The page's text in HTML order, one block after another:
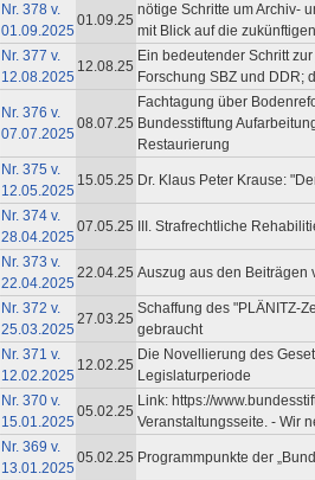
Nr. 378 v.
01.09.2025
01.09.25
nötige Schritte um Archiv-
mit Blick auf die
Nr. 377 v.
12.08.2025
12.08.25
Ein bedeutender Schritt
Forschung SBZ und DDR;
Nr. 376 v.
07.07.2025
08.07.25
Fachtagung über
Bundesstiftung
Restaurierung
Nr. 375 v.
12.05.2025
15.05.25 Dr. Klaus Peter Krause:
Nr. 374 v.
28.04.2025
07.05.25 III. Strafrechtliche
Nr. 373 v.
22.04.2025
22.04.25 Auszug aus den Beiträgen
Nr. 372 v.
25.03.2025
27.03.25
Schaffung des "PLÄNITZ-
gebraucht
Nr. 371 v.
12.02.2025
12.02.25
Die Novellierung des
Legislaturperiode
Nr. 370 v.
15.01.2025
05.02.25
Link: https://
Veranstaltungsseite. - Wir
Nr. 369 v.
13.01.2025
05.02.25 Programmpunkte der